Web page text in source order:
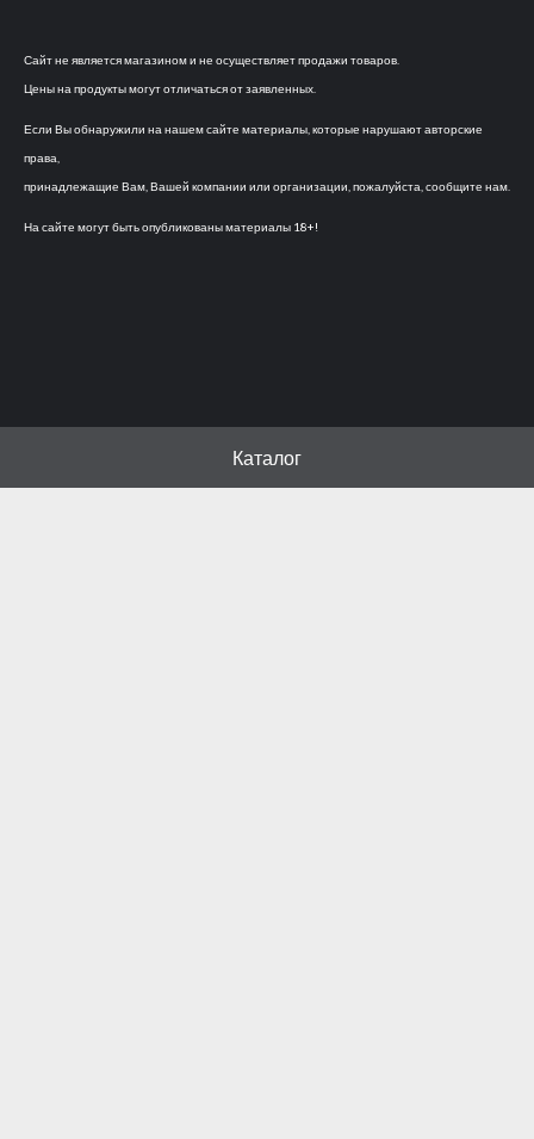
Сайт не является магазином и не осуществляет продажи товаров.
Цены на продукты могут отличаться от заявленных.
Если Вы обнаружили на нашем сайте материалы, которые нарушают авторские
права,
принадлежащие Вам, Вашей компании или организации, пожалуйста, сообщите нам.
На сайте могут быть опубликованы материалы 18+!
Каталог